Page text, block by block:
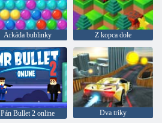
Arkáda bublinky Z kopca dole
Pán Bullet 2 online Dva triky